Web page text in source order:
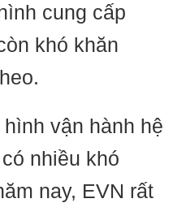
cung cấp
khó khăn
vận hành hệ
nhiều khó
nay, EVN rất